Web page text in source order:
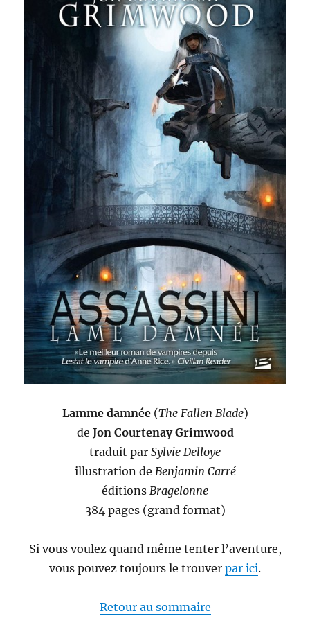
Lamme damnée(The Fallen Blade)
de Jon Courtenay Grimwood
traduit par Sylvie Delloye
illustration de Benjamin Carré
éditions Bragelonne
384 pages (grand format)
Si vous voulez quand même tenter l’aventure,
vous pouvez toujours le trouver par ici.
Retour au sommaire